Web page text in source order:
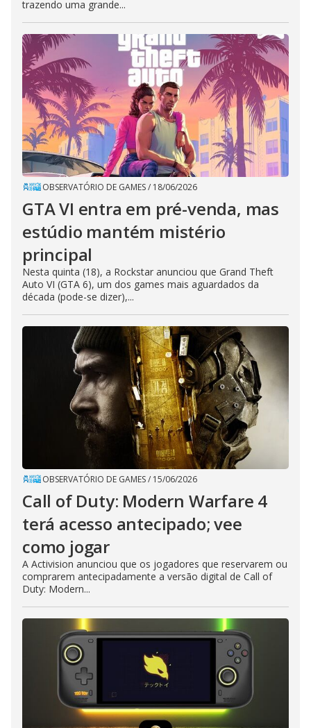
trazendo uma grande...
OBSERVATÓRIO DE GAMES/ 18/06/2026
GTA VI entra em pré-venda, mas
estúdio mantém mistério
principal
Nesta quinta (18), a Rockstar anunciou que Grand Theft
Auto VI (GTA 6), um dos games mais aguardados da
década (pode-se dizer),...
OBSERVATÓRIO DE GAMES/ 15/06/2026
Call of Duty: Modern Warfare 4
terá acesso antecipado; vee
como jogar
A Activision anunciou que os jogadores que reservarem ou
comprarem antecipadamente a versão digital de Call of
Duty: Modern...